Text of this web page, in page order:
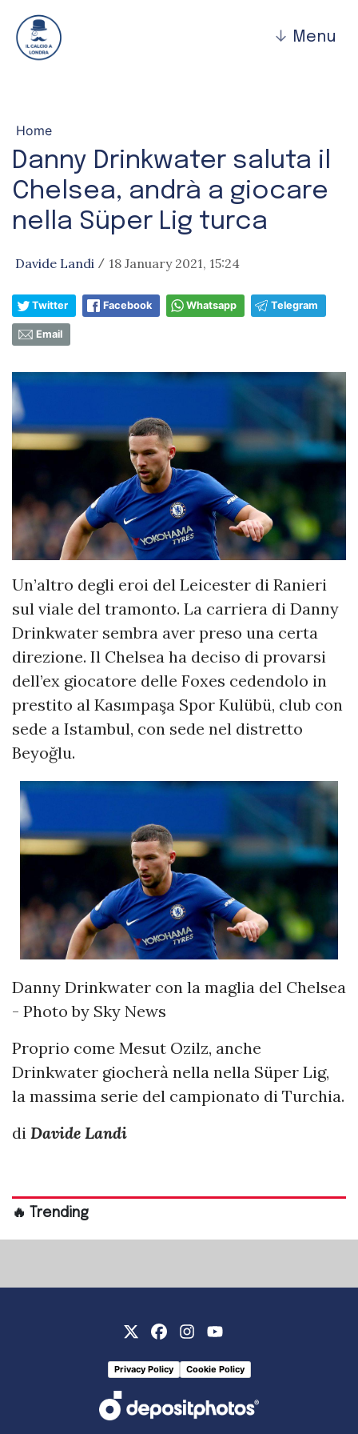
↓ Menu
Home
Danny Drinkwater saluta il
Chelsea, andrà a giocare
nella Süper Lig turca
Davide Landi / 18 January 2021, 15:24
Twitter Facebook Whatsapp Telegram
Email
Un’altro degli eroi del Leicester di Ranieri
sul viale del tramonto. La carriera di Danny
Drinkwater sembra aver preso una certa
direzione. Il Chelsea ha deciso di provarsi
dell’ex giocatore delle Foxes cedendolo in
prestito al Kasımpaşa Spor Kulübü, club con
sede a Istambul, con sede nel distretto
Beyoğlu.
Danny Drinkwater con la maglia del Chelsea
- Photo by Sky News
Proprio come Mesut Ozilz, anche
Drinkwater giocherà nella nella Süper Lig,
la massima serie del campionato di Turchia.
di Davide Landi
🔥 Trending
Privacy Policy Cookie Policy